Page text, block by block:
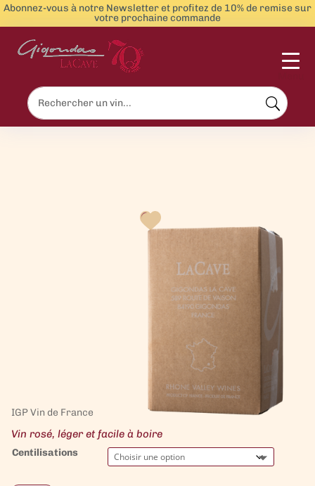
Abonnez-vous à notre Newsletter et profitez de 10% de remise sur
votre prochaine commande
IGP Vin de France
Vin rosé, léger et facile à boire
Centilisations